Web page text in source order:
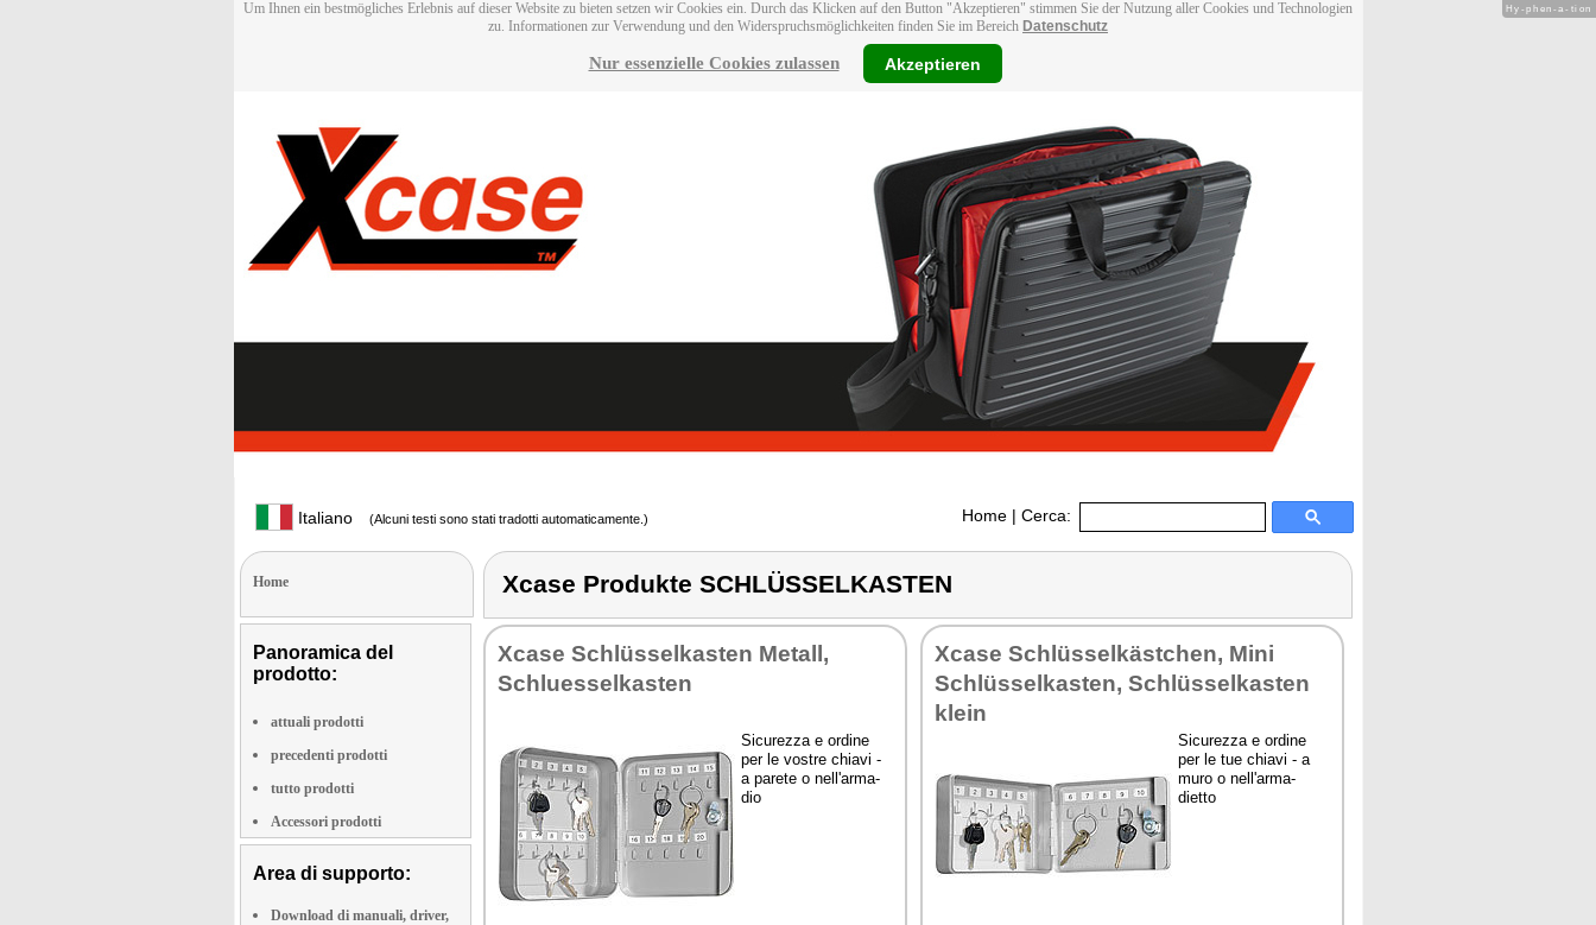
Um Ihnen ein bestmögliches Erlebnis auf dieser Website zu bieten setzen wir Cookies ein. Durch das Klicken auf den Button "Akzeptieren" stimmen Sie der Nutzung aller Cookies und Technologien
zu. Informationen zur Verwendung und den Widerspruchsmöglichkeiten finden Sie im Bereich Datenschutz
Nur essenzielle Cookies zulassen Akzeptieren
Italiano (Alcuni testi sono stati tradotti automaticamente.) Home | Cerca:
Home
Panoramica del
prodotto:
attuali prodotti
precedenti prodotti
tutto prodotti
Accessori prodotti
Area di supporto:
Download di manuali, driver,
Xcase Produkte SCHLÜSSELKASTEN
Xca­se Schlüssel­ka­sten Me­tall,
Schlues­sel­ka­sten
Si­cu­rez­za e or­di­ne
per le vo­stre chia­vi -
a pa­re­te o nel­l'ar­ma­
dio
Xca­se Schlüsselkäst­chen, Mi­ni
Schlüssel­ka­sten, Schlüssel­ka­sten
klein
Si­cu­rez­za e or­di­ne
per le tue chia­vi - a
mu­ro o nel­l'ar­ma­
diet­to
Hy-phen-a-tion